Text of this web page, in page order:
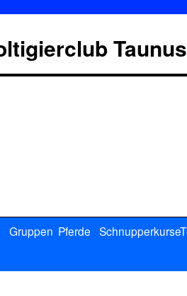
Gruppen Pferde Schnupperkurse